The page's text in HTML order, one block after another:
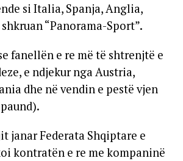
si Italia, Spanja, Anglia,
“Panorama-Sport”.
fanellën e re më të shtrenjtë e
e ndjekur nga Austria,
dhe në vendin e pestë vjen
janar Federata Shqiptare e
kontratën e re me kompaninë